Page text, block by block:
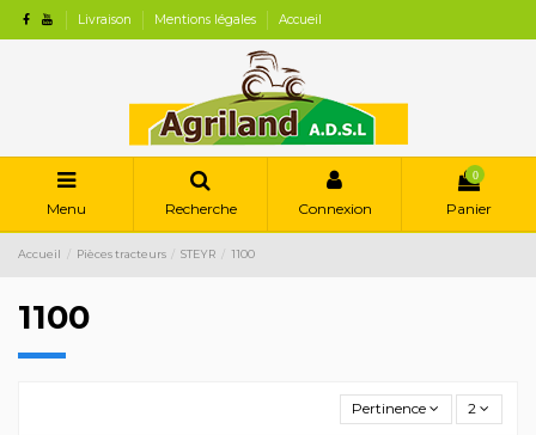
Livraison Mentions légales Accueil
Menu Recherche Connexion
0
Panier
Accueil Pièces tracteurs STEYR 1100
1100
Pertinence 2